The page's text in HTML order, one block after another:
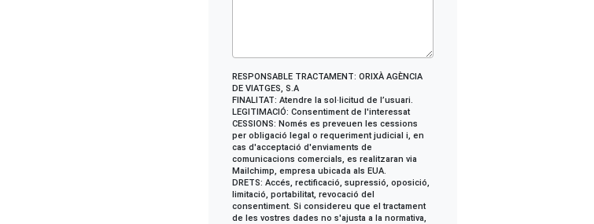
RESPONSABLE TRACTAMENT: ORIXÀ AGÈNCIA
DE VIATGES, S.A
FINALITAT: Atendre la sol·licitud de l’usuari.
LEGITIMACIÓ: Consentiment de l'interessat
CESSIONS: Només es preveuen les cessions
per obligació legal o requeriment judicial i, en
cas d'acceptació d'enviaments de
comunicacions comercials, es realitzaran via
Mailchimp, empresa ubicada als EUA.
DRETS: Accés, rectificació, supressió, oposició,
limitació, portabilitat, revocació del
consentiment. Si considereu que el tractament
de les vostres dades no s'ajusta a la normativa,